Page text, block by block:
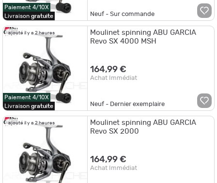
Paiement 4/10X
Livraison gratuite Neuf - Sur commande
ajouté il y a 2 heures
Paiement 4/10X
Livraison gratuite
Moulinet spinning ABU GARCIA
Revo SX 4000 MSH
164,99 €
Achat Immédiat
Neuf - Dernier exemplaire
ajouté il y a 2 heures
Moulinet spinning ABU GARCIA
Revo SX 2000
164,99 €
Achat Immédiat